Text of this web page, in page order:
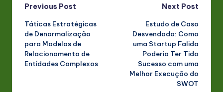
Post
navigation
Previous Post
Táticas Estratégicas
de Denormalização
para Modelos de
Relacionamento de
Entidades Complexos
Next Post
Estudo de Caso
Desvendado: Como
uma Startup Falida
Poderia Ter Tido
Sucesso com uma
Melhor Execução do
SWOT